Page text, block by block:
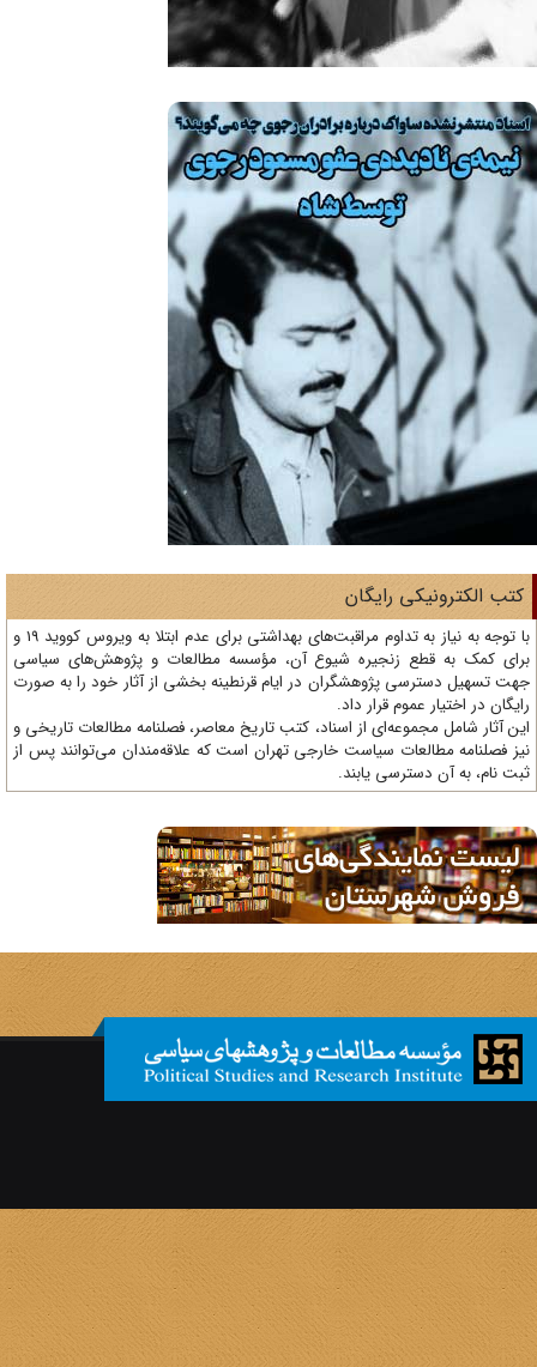
الکترونیکی رایگان
با توجه به نیاز به تداوم مراقبت‌های بهداشتی برای عدم ابتلا به ویروس کووید 19 و
کمک به قطع زنجیره شیوع آن، مؤسسه مطالعات و پژوهش‌های سیاسی
تسهیل دسترسی پژوهشگران در ایام قرنطینه بخشی از آثار خود را به صورت
در اختیار عموم قرار داد.
آثار شامل مجموعه‌ای از اسناد، کتب تاریخ معاصر، فصلنامه‌ مطالعات تاریخی و
فصلنامه مطالعات سیاست خارجی تهران است که علاقه‌مندان می‌توانند پس از
نام، به آن دسترسی یابند.